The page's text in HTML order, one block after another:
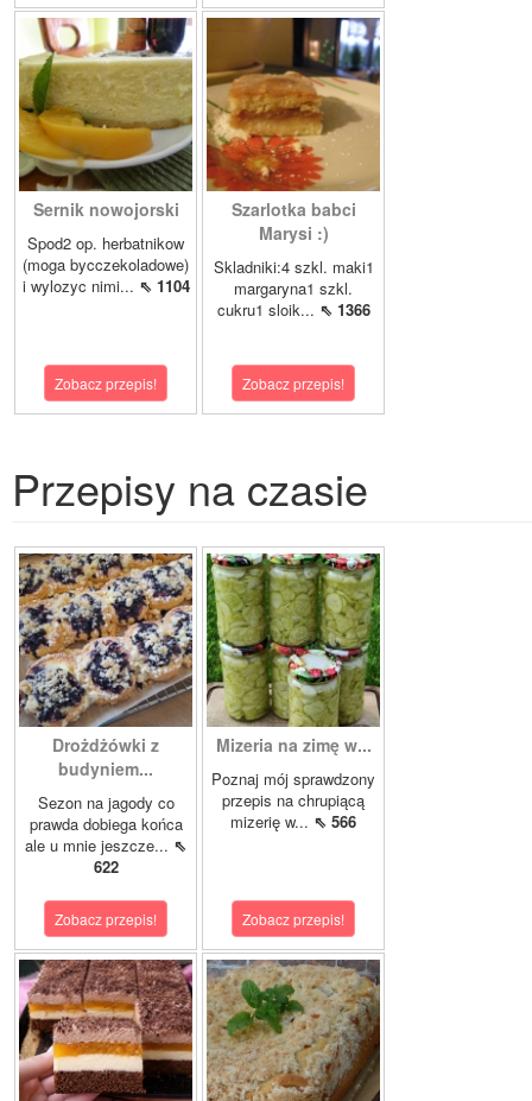
Sernik nowojorski
Spod2 op. herbatnikow
(moga bycczekoladowe)
i wylozyc nimi... ⇖ 1104
Zobacz przepis!
Szarlotka babci
Marysi :)
Skladniki:4 szkl. maki1
margaryna1 szkl.
cukru1 sloik... ⇖ 1366
Zobacz przepis!
Przepisy na czasie
Drożdżówki z
budyniem...
Sezon na jagody co
prawda dobiega końca
ale u mnie jeszcze... ⇖
622
Zobacz przepis!
Mizeria na zimę w...
Poznaj mój sprawdzony
przepis na chrupiącą
mizerię w... ⇖ 566
Zobacz przepis!